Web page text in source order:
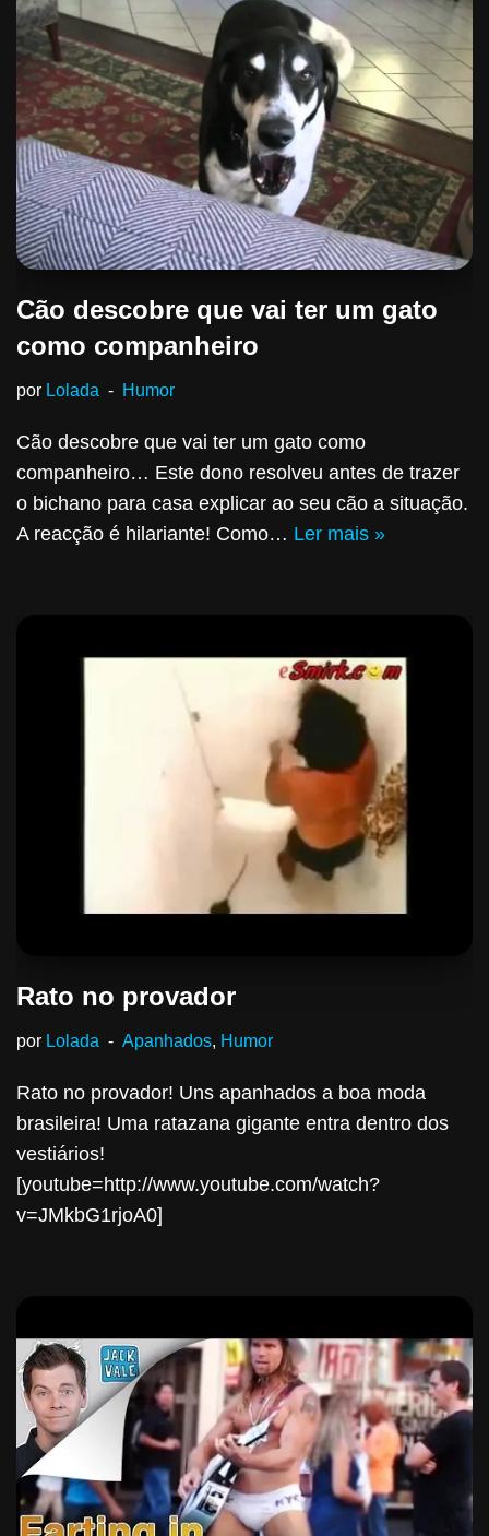
Cão descobre que vai ter um gato
como companheiro
por Lolada Humor
Cão descobre que vai ter um gato como
companheiro… Este dono resolveu antes de trazer
o bichano para casa explicar ao seu cão a situação.
A reacção é hilariante! Como… Ler mais »
Rato no provador
por Lolada Apanhados, Humor
Rato no provador! Uns apanhados a boa moda
brasileira! Uma ratazana gigante entra dentro dos
vestiários!
[youtube=http://www.youtube.com/watch?
v=JMkbG1rjoA0]